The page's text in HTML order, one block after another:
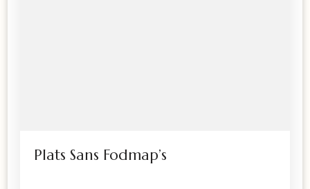
Plats Sans Fodmap’s